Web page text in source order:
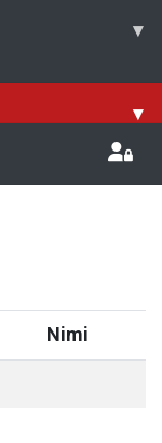
▾
▾
Nimi